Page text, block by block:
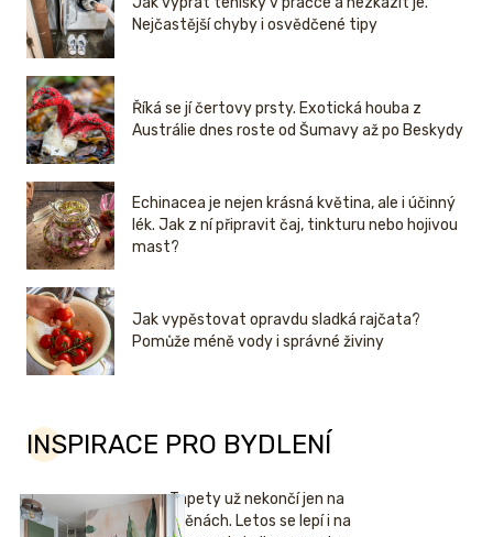
Nejčastější chyby i osvědčené tipy
Říká se jí čertovy prsty. Exotická houba z
Austrálie dnes roste od Šumavy až po Beskydy
Echinacea je nejen krásná květina, ale i účinný
lék. Jak z ní připravit čaj, tinkturu nebo hojivou
mast?
Jak vypěstovat opravdu sladká rajčata?
Pomůže méně vody i správné živiny
INSPIRACE PRO BYDLENÍ
Tapety už nekončí jen na
stěnách. Letos se lepí i na